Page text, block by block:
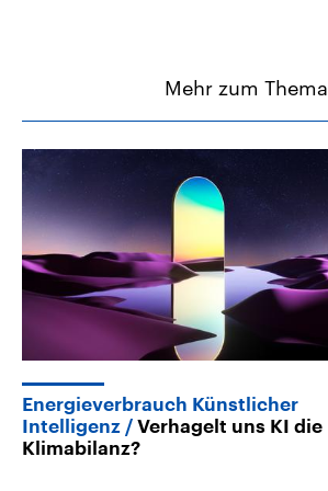
Mehr zum Thema
Energieverbrauch Künstlicher
Intelligenz
Verhagelt uns KI die
Klimabilanz?